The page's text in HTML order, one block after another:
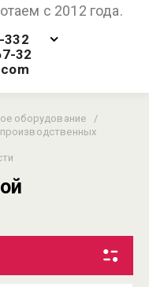
с 2012 года.
332
32
оборудование
/